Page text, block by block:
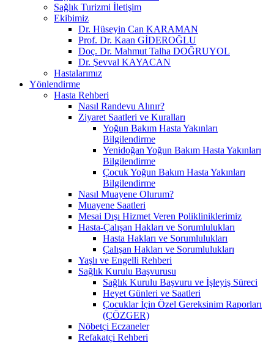
Sağlık Turizmi İletişim
Ekibimiz
Dr. Hüseyin Can KARAMAN
Prof. Dr. Kaan GİDEROĞLU
Doç. Dr. Mahmut Talha DOĞRUYOL
Dr. Şevval KAYACAN
Hastalarımız
Yönlendirme
Hasta Rehberi
Nasıl Randevu Alınır?
Ziyaret Saatleri ve Kuralları
Yoğun Bakım Hasta Yakınları
Bilgilendirme
Yenidoğan Yoğun Bakım Hasta Yakınları
Bilgilendirme
Çocuk Yoğun Bakım Hasta Yakınları
Bilgilendirme
Nasıl Muayene Olurum?
Muayene Saatleri
Mesai Dışı Hizmet Veren Polikliniklerimiz
Hasta-Çalışan Hakları ve Sorumlulukları
Hasta Hakları ve Sorumlulukları
Çalışan Hakları ve Sorumlulukları
Yaşlı ve Engelli Rehberi
Sağlık Kurulu Başvurusu
Sağlık Kurulu Başvuru ve İşleyiş Süreci
Heyet Günleri ve Saatleri
Çocuklar İçin Özel Gereksinim Raporları
(ÇÖZGER)
Nöbetçi Eczaneler
Refakatçi Rehberi